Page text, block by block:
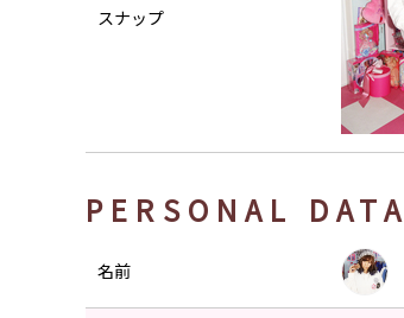
スナップ
PERSONAL DATA
名前